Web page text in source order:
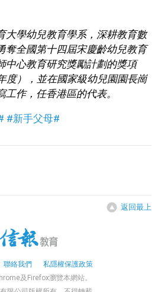
大學幼兒教育學系，深耕教育數
奪全國第十四屆宋慶齡幼兒教育
中心教育研究獎勵計劃的獎項
度），並在國家級幼兒園園長崗
作，任香港區的代表。
#新手父母#
返回最上
聯絡我們
私隱權保護政策
及Firefox瀏覽本網站。